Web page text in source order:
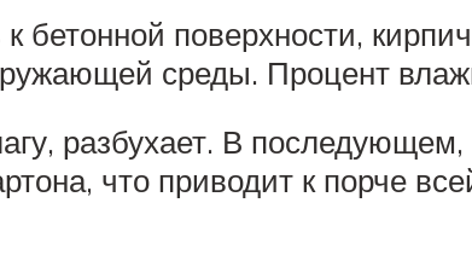
бетонной поверхности,
среды. Процент
разбухает. В
что приводит к порче